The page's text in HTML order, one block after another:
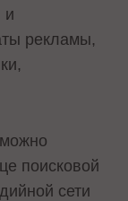
и
рекламы,
поисковой
сети